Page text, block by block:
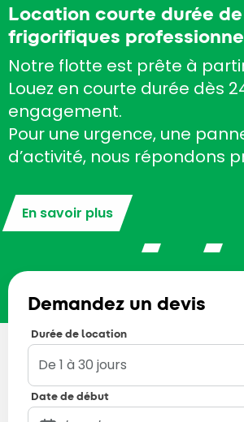
Location courte durée
frigorifiques
Notre flotte est prête à
Louez en courte durée dès
engagement.
Pour une urgence, une
d’activité, nous répondons
En savoir plus
Demandez un devis
Durée de location
Date de début